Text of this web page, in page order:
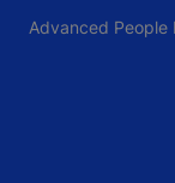
Advanced People